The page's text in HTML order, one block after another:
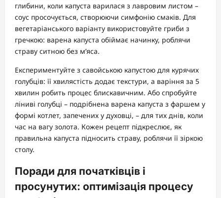
глибини, коли капуста варилася з лавровим листом –
соус просочується, створюючи симфонію смаків. Для
вегетаріанського варіанту використовуйте гриби з
гречкою: варена капуста обіймає начинку, роблячи
страву ситною без м’яса.
Експериментуйте з савойською капустою для курячих
голубців: її хвилястість додає текстури, а варіння за 5
хвилин робить процес блискавичним. Або спробуйте
ліниві голубці – подрібнена варена капуста з фаршем у
формі котлет, запечених у духовці, – для тих днів, коли
час на вагу золота. Кожен рецепт підкреслює, як
правильна капуста підносить страву, роблячи її зіркою
столу.
Поради для початківців і
просунутих: оптимізація процесу